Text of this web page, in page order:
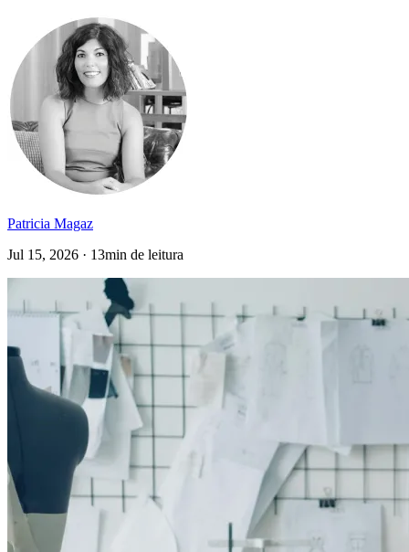
Patricia Magaz
Jul 15, 2026 · 13min de leitura